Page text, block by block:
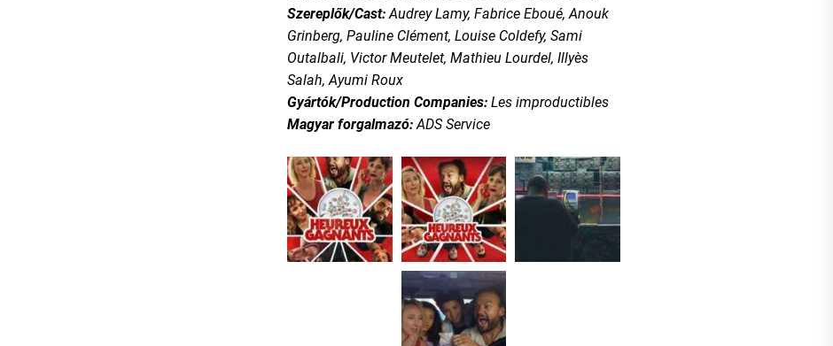
Szereplők/Cast:Audrey Lamy, Fabrice Eboué, Anouk
Grinberg, Pauline Clément, Louise Coldefy, Sami
Outalbali, Victor Meutelet, Mathieu Lourdel, Illyès
Salah, Ayumi Roux
Gyártók/Production Companies: Les improductibles
Magyar forgalmazó:ADS Service